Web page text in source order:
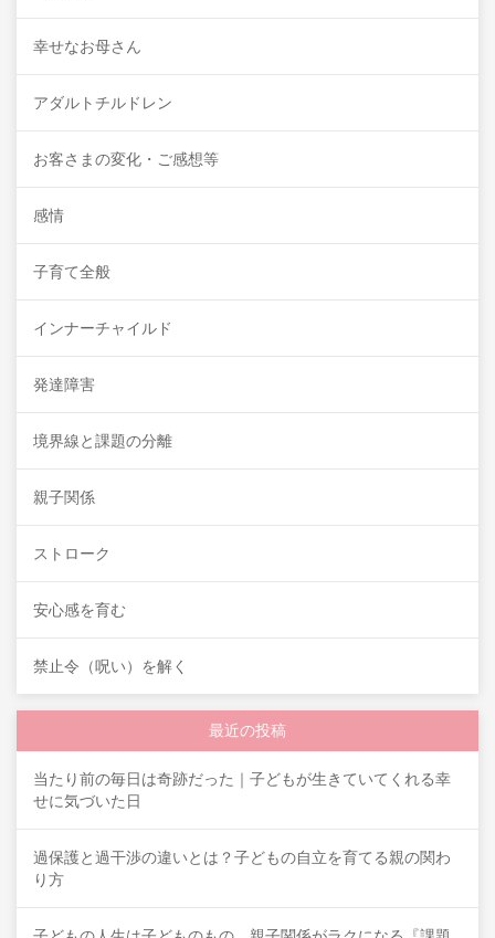
幸せなお母さん
アダルトチルドレン
お客さまの変化・ご感想等
感情
子育て全般
インナーチャイルド
発達障害
境界線と課題の分離
親子関係
ストローク
安心感を育む
禁止令（呪い）を解く
最近の投稿
当たり前の毎日は奇跡だった｜子どもが生きていてくれる幸
せに気づいた日
過保護と過干渉の違いとは？子どもの自立を育てる親の関わ
り方